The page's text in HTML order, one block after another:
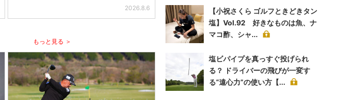
2026.8.6
もっと見る ＞
【小祝さくら ゴルフときどきタン
塩】Vol.92 好きなものは魚、ナ
マコ酢、シャ...
塩ビパイプを真っすぐ投げられ
る？ ドライバーの飛びが一変す
る“遠心力”の使い方【...